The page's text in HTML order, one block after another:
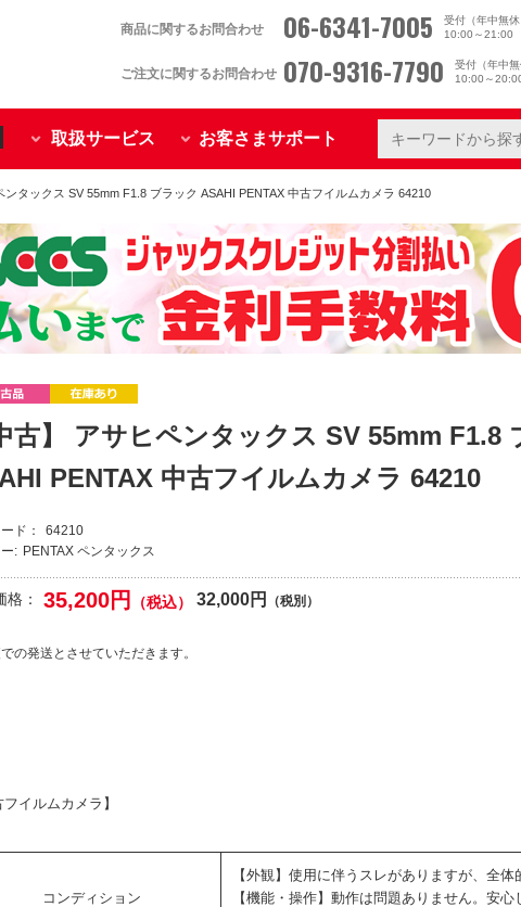
商品に関するお問合わせ 06-6341-7005
受付（年中無休
10:00～21:00
ご注文に関するお問合わせ 070-9316-7790
受付（年中
10:00～
取扱サービス お客さまサポート
ンタックス SV 55mm F1.8 ブラック ASAHI PENTAX 中古フイルムカメラ 64210
古】 アサヒペンタックス SV 55mm F1.8
PENTAX 中古フイルムカメラ 64210
ド：
64210
: PENTAX ペンタックス
格： 35,200円 （税込） 32,000円 （税別）
の発送とさせていただきます。
フイルムカメラ】
コンディション
【外観】使用に伴うスレがありますが、全体
【機能・操作】動作は問題ありません。安心